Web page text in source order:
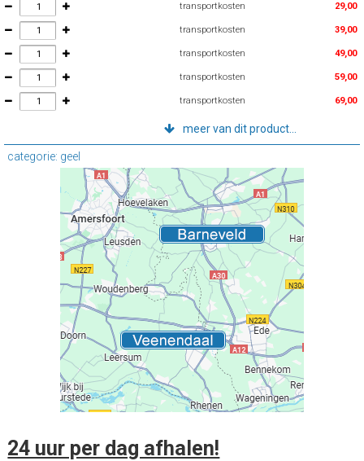
transportkosten 29,00
transportkosten 39,00
transportkosten 49,00
transportkosten 59,00
transportkosten 69,00
meer van dit product...
categorie: geel
24 uur per dag afhalen!